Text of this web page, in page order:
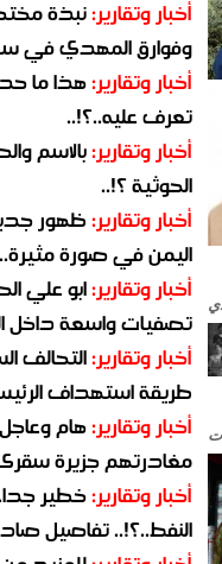
أخبار وتقارير:نبذة
وفوارق المهدي في
أخبار وتقارير:هذا ما
تعرف عليه..؟!..
أخبار وتقارير:بالاسم
الحوثية ؟!..
أخبار وتقارير:ظهور
اليمن في صورة
أخبار وتقارير:ابو علي
تصفيات واسعة داخل
أخبار وتقارير:
طريقة استهداف
أخبار وتقارير:هام
مغادرتهم جزيرة
أخبار وتقارير:خطير
النفط..؟!.. تفاصيل